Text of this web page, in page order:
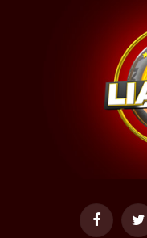
Facebook